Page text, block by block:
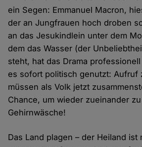
ein Segen: Emmanuel Macron,
der an Jungfrauen hoch droben
an das Jesukindlein unter dem
dem das Wasser (der
steht, hat das Drama
es sofort politisch genutzt: Aufruf
müssen als Volk jetzt
Chance, um wieder zueinander
Gehirnwäsche!
Das Land plagen – der Heiland ist